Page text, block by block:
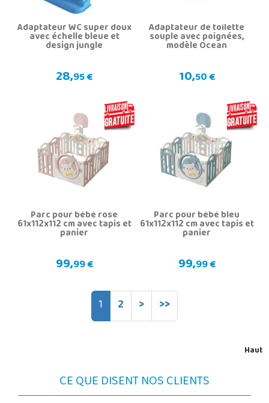
Adaptateur WC super doux
avec échelle bleue et
design jungle
28,95 €
Adaptateur de toilette
souple avec poignées,
modèle Ocean
10,50 €
Parc pour bébé rose
61x112x112 cm avec tapis et
panier
99,99 €
Parc pour bébé bleu
61x112x112 cm avec tapis et
panier
99,99 €
1 2 > >>
Haut
CE QUE DISENT NOS CLIENTS